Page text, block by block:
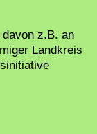
z.B. an
Landkreis